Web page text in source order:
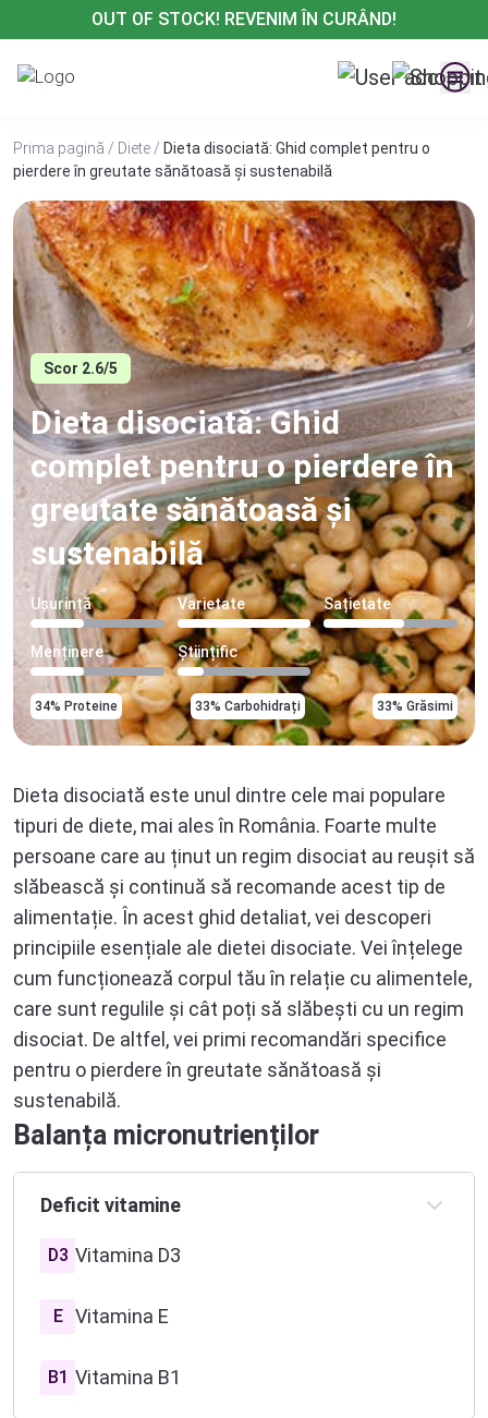
la
conținut
OUT OF STOCK! REVENIM ÎN CURÂND!
Prima pagină / Diete / Dieta disociată: Ghid complet pentru o
pierdere în greutate sănătoasă și sustenabilă
Scor 2.6/5
Dieta disociată: Ghid
complet pentru o pierdere în
greutate sănătoasă și
sustenabilă
Ușurință Varietate Sațietate
Menținere Științific
34% Proteine 33% Carbohidrați 33% Grăsimi
Dieta disociată este unul dintre cele mai populare
tipuri de diete, mai ales în România. Foarte multe
persoane care au ținut un regim disociat au reușit să
slăbească și continuă să recomande acest tip de
alimentație. În acest ghid detaliat, vei descoperi
principiile esențiale ale dietei disociate. Vei înțelege
cum funcționează corpul tău în relație cu alimentele,
care sunt regulile și cât poți să slăbești cu un regim
disociat. De altfel, vei primi recomandări specifice
pentru o pierdere în greutate sănătoasă și
sustenabilă.
Balanța micronutrienților
Deficit vitamine
D3 Vitamina D3
E Vitamina E
B1 Vitamina B1